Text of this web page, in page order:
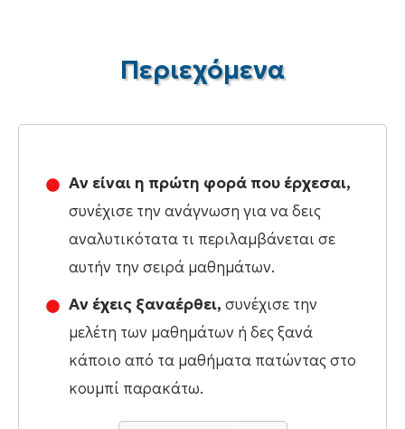
Περιεχόμενα
Αν είναι η πρώτη φορά που έρχεσαι,
συνέχισε την ανάγνωση για να δεις
αναλυτικότατα τι περιλαμβάνεται σε
αυτήν την σειρά μαθημάτων.
Αν έχεις ξαναέρθει, συνέχισε την
μελέτη των μαθημάτων ή δες ξανά
κάποιο από τα μαθήματα πατώντας στο
κουμπί παρακάτω.